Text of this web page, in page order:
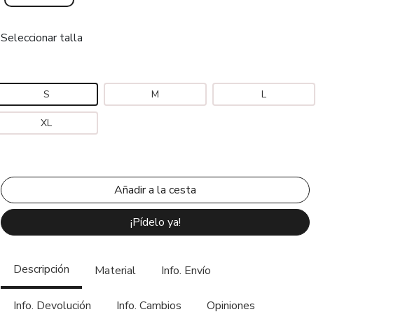
Seleccionar talla
S M L
XL
¡Pídelo ya!
Descripción Material Info. Envío
Info. Devolución Info. Cambios Opiniones